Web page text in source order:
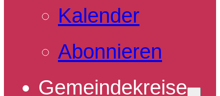
Kalender
Abonnieren
Gemeindekreise